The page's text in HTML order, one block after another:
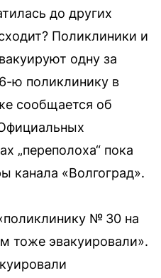
до других
Поликлиники и
одну за
ю поликлинику в
сообщается об
„переполоха“ пока
канала «Волгоград».
№ 30 на
тоже эвакуировали».